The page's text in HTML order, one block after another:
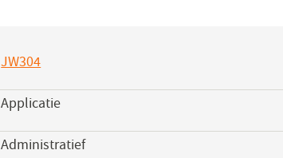
JW304
in
een
nieuw
Applicatie
Administratief